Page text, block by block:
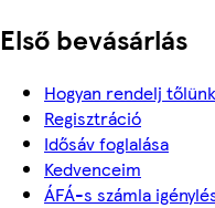
Első bevásárlás
Hogyan rendelj
Regisztráció
Idősáv foglalása
Kedvenceim
ÁFÁ-s számla